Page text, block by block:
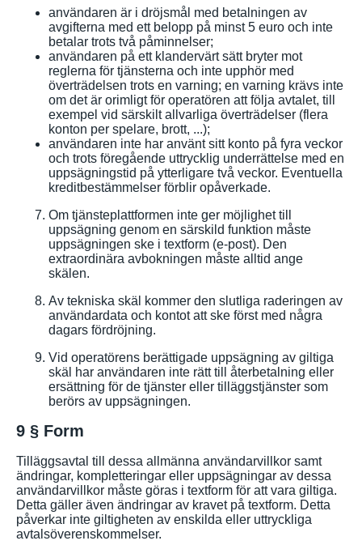
användaren är i dröjsmål med betalningen av
avgifterna med ett belopp på minst 5 euro och inte
betalar trots två påminnelser;
användaren på ett klandervärt sätt bryter mot
reglerna för tjänsterna och inte upphör med
överträdelsen trots en varning; en varning krävs inte
om det är orimligt för operatören att följa avtalet, till
exempel vid särskilt allvarliga överträdelser (flera
konton per spelare, brott, ...);
användaren inte har använt sitt konto på fyra veckor
och trots föregående uttrycklig underrättelse med en
uppsägningstid på ytterligare två veckor. Eventuella
kreditbestämmelser förblir opåverkade.
Om tjänsteplattformen inte ger möjlighet till
uppsägning genom en särskild funktion måste
uppsägningen ske i textform (e-post). Den
extraordinära avbokningen måste alltid ange
skälen.
Av tekniska skäl kommer den slutliga raderingen av
användardata och kontot att ske först med några
dagars fördröjning.
Vid operatörens berättigade uppsägning av giltiga
skäl har användaren inte rätt till återbetalning eller
ersättning för de tjänster eller tilläggstjänster som
berörs av uppsägningen.
9 § Form
Tilläggsavtal till dessa allmänna användarvillkor samt
ändringar, kompletteringar eller uppsägningar av dessa
användarvillkor måste göras i textform för att vara giltiga.
Detta gäller även ändringar av kravet på textform. Detta
påverkar inte giltigheten av enskilda eller uttryckliga
avtalsöverenskommelser.